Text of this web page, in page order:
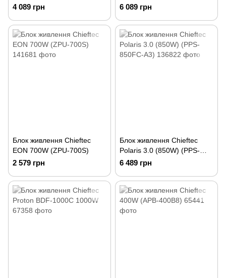
4 089 грн 6 089 грн
Блок живлення Chieftec
EON 700W (ZPU-700S)
2 579 грн
Блок живлення Chieftec
Polaris 3.0 (850W) (PPS-
850FC-A3)
6 489 грн